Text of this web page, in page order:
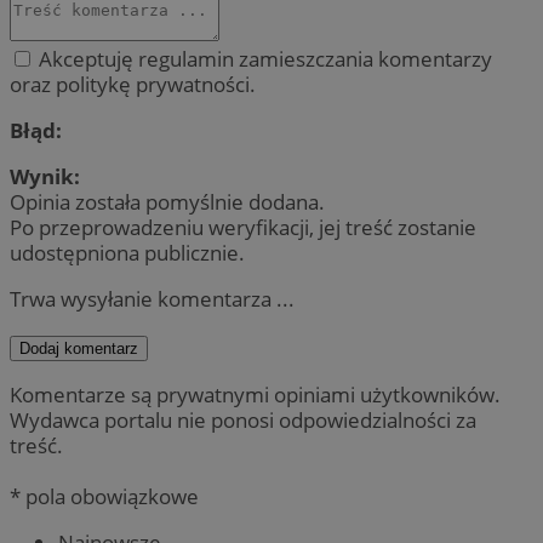
Akceptuję regulamin zamieszczania komentarzy
oraz politykę prywatności.
Błąd:
Wynik:
Opinia została pomyślnie dodana.
Po przeprowadzeniu weryfikacji, jej treść zostanie
udostępniona publicznie.
Trwa wysyłanie komentarza ...
Dodaj komentarz
Komentarze są prywatnymi opiniami użytkowników.
Wydawca portalu nie ponosi odpowiedzialności za
treść.
* pola obowiązkowe